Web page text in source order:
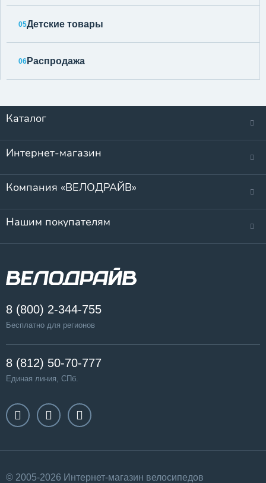
05Детские товары
06 Распродажа
Каталог
Интернет-магазин
Компания «ВЕЛОДРАЙВ»
Нашим покупателям
8 (800) 2-344-755
Бесплатно для регионов
8 (812) 50-70-777
Единая линия, СПб.
© 2005-2026 Интернет-магазин велосипедов